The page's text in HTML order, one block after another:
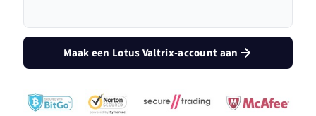
Maak een Lotus Valtrix-account aan